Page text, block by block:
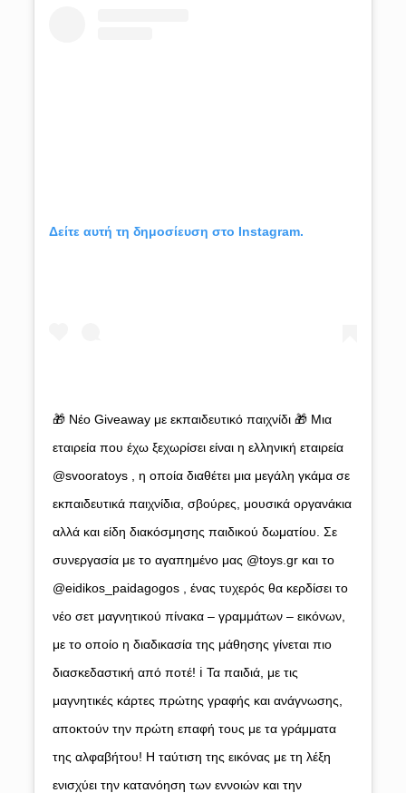
Δείτε αυτή τη δημοσίευση στο Instagram.
🎁 Νέο Giveaway με εκπαιδευτικό παιχνίδι 🎁 Μια
εταιρεία που έχω ξεχωρίσει είναι η ελληνική εταιρεία
@svooratoys , η οποία διαθέτει μια μεγάλη γκάμα σε
εκπαιδευτικά παιχνίδια, σβούρες, μουσικά οργανάκια
αλλά και είδη διακόσμησης παιδικού δωματίου. Σε
συνεργασία με το αγαπημένο μας @toys.gr και το
@eidikos_paidagogos , ένας τυχερός θα κερδίσει το
νέο σετ μαγνητικού πίνακα – γραμμάτων – εικόνων,
με το οποίο η διαδικασία της μάθησης γίνεται πιο
διασκεδαστική από ποτέ! ℹ️ Τα παιδιά, με τις
μαγνητικές κάρτες πρώτης γραφής και ανάγνωσης,
αποκτούν την πρώτη επαφή τους με τα γράμματα
της αλφαβήτου! Η ταύτιση της εικόνας με τη λέξη
ενισχύει την κατανόηση των εννοιών και την